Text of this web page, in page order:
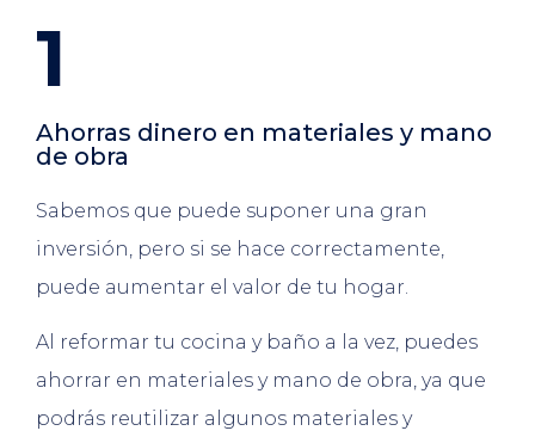
1
Ahorras dinero en materiales y mano
de obra
Sabemos que puede suponer una gran
inversión, pero si se hace correctamente,
puede aumentar el valor de tu hogar.
Al reformar tu cocina y baño a la vez, puedes
ahorrar en materiales y mano de obra, ya que
podrás reutilizar algunos materiales y